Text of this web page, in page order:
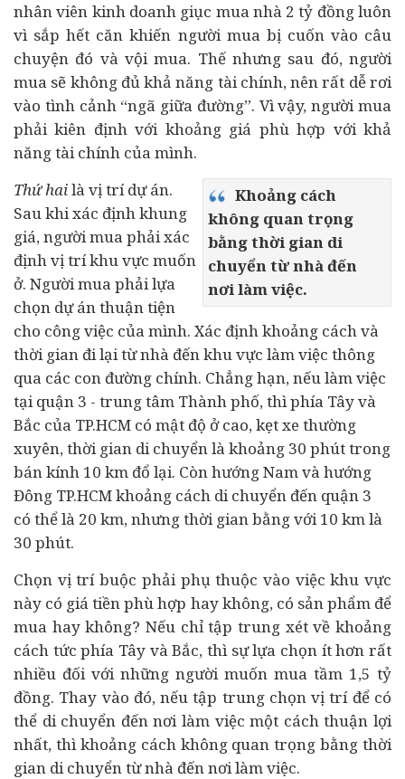
nhân viên kinh doanh giục mua nhà 2 tỷ đồng luôn
vì sắp hết căn khiến người mua bị cuốn vào câu
chuyện đó và vội mua. Thế nhưng sau đó, người
mua sẽ không đủ khả năng tài chính, nên rất dễ rơi
vào tình cảnh “ngã giữa đường”. Vì vậy, người mua
phải kiên định với khoảng giá phù hợp với khả
năng tài chính của mình.
Khoảng cách
không quan trọng
bằng thời gian di
chuyển từ nhà đến
nơi làm việc.
Thứ hailà vị trí dự án.
Sau khi xác định khung
giá, người mua phải xác
định vị trí khu vực muốn
ở. Người mua phải lựa
chọn dự án thuận tiện
cho công việc của mình. Xác định khoảng cách và
thời gian đi lại từ nhà đến khu vực làm việc thông
qua các con đường chính. Chẳng hạn, nếu làm việc
tại quận 3 - trung tâm Thành phố, thì phía Tây và
Bắc của TP.HCM có mật độ ở cao, kẹt xe thường
xuyên, thời gian di chuyển là khoảng 30 phút trong
bán kính 10 km đổ lại. Còn hướng Nam và hướng
Đông TP.HCM khoảng cách di chuyển đến quận 3
có thể là 20 km, nhưng thời gian bằng với 10 km là
30 phút.
Chọn vị trí buộc phải phụ thuộc vào việc khu vực
này có giá tiền phù hợp hay không, có sản phẩm để
mua hay không? Nếu chỉ tập trung xét về khoảng
cách tức phía Tây và Bắc, thì sự lựa chọn ít hơn rất
nhiều đối với những người muốn mua tầm 1,5 tỷ
đồng. Thay vào đó, nếu tập trung chọn vị trí để có
thể di chuyển đến nơi làm việc một cách thuận lợi
nhất, thì khoảng cách không quan trọng bằng thời
gian di chuyển từ nhà đến nơi làm việc.